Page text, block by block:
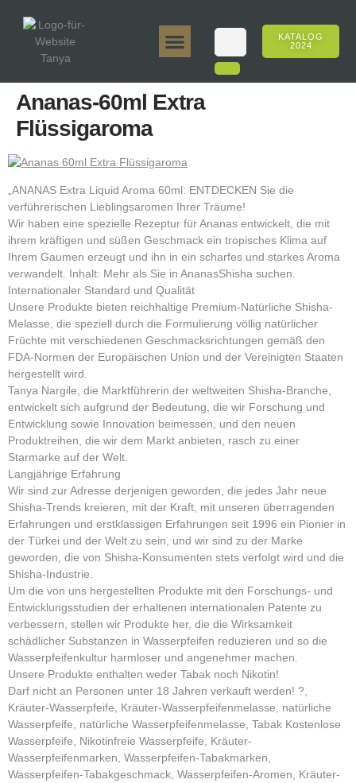
KATALOG
2024
Ananas-60ml Extra
Flüssigaroma
„ANANAS Extra Liquid Aroma 60ml: ENTDECKEN Sie die
verführerischen Lieblingsaromen Ihrer Träume!
Wir haben eine spezielle Rezeptur für Ananas entwickelt, die mit
ihrem kräftigen und süßen Geschmack ein tropisches Klima auf
Ihrem Gaumen erzeugt und ihn in ein scharfes und starkes Aroma
verwandelt. Inhalt: Mehr als Sie in AnanasShisha suchen.
Internationaler Standard und Qualität
Unsere Produkte bieten reichhaltige Premium-Natürliche Shisha-
Melasse, die speziell durch die Formulierung völlig natürlicher
Früchte mit verschiedenen Geschmacksrichtungen gemäß den
FDA-Normen der Europäischen Union und der Vereinigten Staaten
hergestellt wird.
Tanya Nargile, die Marktführerin der weltweiten Shisha-Branche,
entwickelt sich aufgrund der Bedeutung, die wir Forschung und
Entwicklung sowie Innovation beimessen, und den neuen
Produktreihen, die wir dem Markt anbieten, rasch zu einer
Starmarke auf der Welt.
Langjährige Erfahrung
Wir sind zur Adresse derjenigen geworden, die jedes Jahr neue
Shisha-Trends kreieren, mit der Kraft, mit unseren überragenden
Erfahrungen und erstklassigen Erfahrungen seit 1996 ein Pionier in
der Türkei und der Welt zu sein, und wir sind zu der Marke
geworden, die von Shisha-Konsumenten stets verfolgt wird und die
Shisha-Industrie.
Um die von uns hergestellten Produkte mit den Forschungs- und
Entwicklungsstudien der erhaltenen internationalen Patente zu
verbessern, stellen wir Produkte her, die die Wirksamkeit
schädlicher Substanzen in Wasserpfeifen reduzieren und so die
Wasserpfeifenkultur harmloser und angenehmer machen.
Unsere Produkte enthalten weder Tabak noch Nikotin!
Darf nicht an Personen unter 18 Jahren verkauft werden! ?,
Kräuter-Wasserpfeife, Kräuter-Wasserpfeifenmelasse, natürliche
Wasserpfeife, natürliche Wasserpfeifenmelasse, Tabak Kostenlose
Wasserpfeife, Nikotinfreie Wasserpfeife, Kräuter-
Wasserpfeifenmarken, Wasserpfeifen-Tabakmarken,
Wasserpfeifen-Tabakgeschmack, Wasserpfeifen-Aromen, Kräuter-